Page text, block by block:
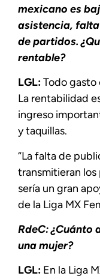
mexicano es
asistencia,
de partidos.
rentable?
LGL:Todo gasto
La rentabilidad
ingreso
y taquillas.
“La falta de
transmitieran los
sería un gran
de la Liga MX
RdeC:
una mujer?
LGL: En la Liga